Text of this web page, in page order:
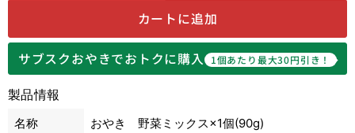
カートに追加
サブスクおやきでおトクに購入 1個あたり最大30円引き！
製品情報
名称 おやき 野菜ミックス×1個(90g)